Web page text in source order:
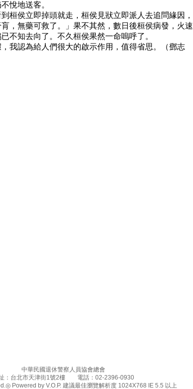
悅地送客。
侯立即掉頭就走，桓侯見狀立即派人去追問緣因，
，無藥可救了。」果不其然，數日後桓侯病發，火速
不知去向了。不久桓侯果然一命嗚呼了。
認為給人們很大的啟示作用，值得省思。（鄧志
中華民國退休警察人員協會總會
：台北市天津街1號2樓 電話：02-2396-0930
Powered by V.O.P. 建議最佳瀏覽解析度 1024X768 IE 5.5 以上